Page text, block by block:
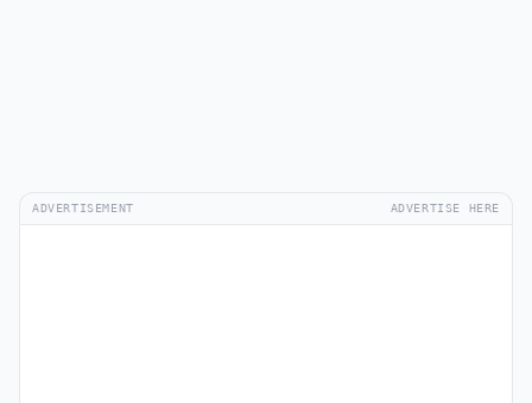
ADVERTISEMENT ADVERTISE HERE